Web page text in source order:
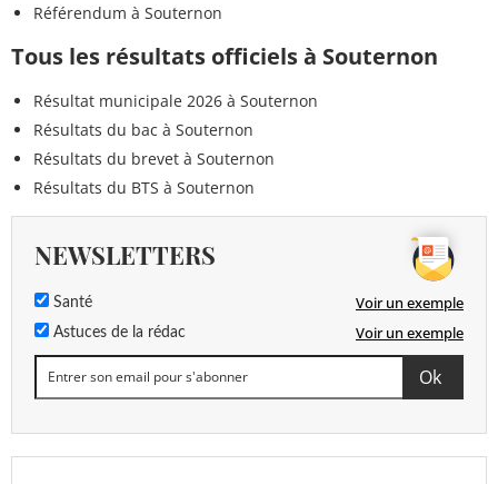
Référendum à Souternon
Tous les résultats officiels à Souternon
Résultat municipale 2026 à Souternon
Résultats du bac à Souternon
Résultats du brevet à Souternon
Résultats du BTS à Souternon
NEWSLETTERS
Santé Voir un exemple
Astuces de la rédac Voir un exemple